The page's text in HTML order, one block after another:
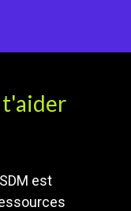
t'aider
est